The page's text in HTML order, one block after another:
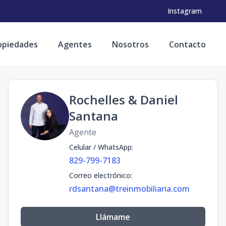
Instagram
Agentes Nosotros Contacto
Rochelles & Daniel
Santana
Agente
Celular / WhatsApp:
829-799-7183
Correo electrónico:
rdsantana@treinmobiliaria.com
Llámame